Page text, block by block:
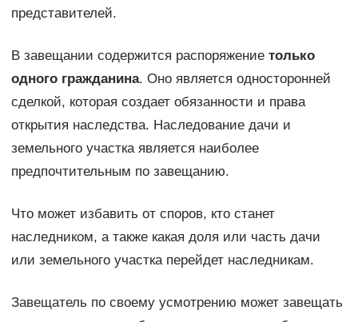
представителей.
В завещании содержится распоряжение только
одного гражданина. Оно является односторонней
сделкой, которая создает обязанности и права
открытия наследства. Наследование дачи и
земельного участка является наиболее
предпочтительным по завещанию.
Что может избавить от споров, кто станет
наследником, а также какая доля или часть дачи
или земельного участка перейдет наследникам.
Завещатель по своему усмотрению может завещать